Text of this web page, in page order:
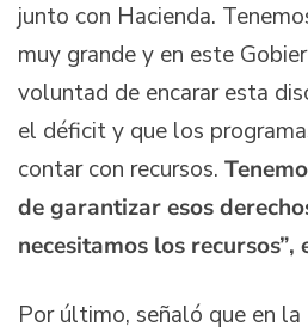
junto con Hacienda.
muy grande y en este
voluntad de encarar esta
el déficit y que los
contar con recursos.
de garantizar esos
necesitamos los recursos”,
Por último, señaló que en